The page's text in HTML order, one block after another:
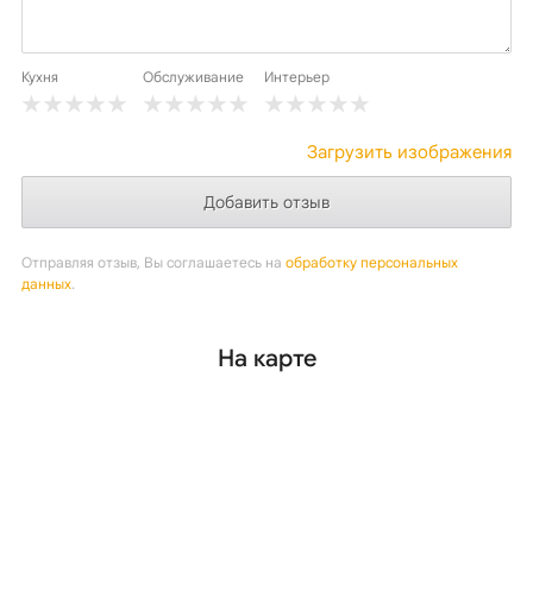
Кухня Обслуживание Интерьер
Загрузить изображения
Отправляя отзыв, Вы соглашаетесь на обработку персональных
данных.
На карте